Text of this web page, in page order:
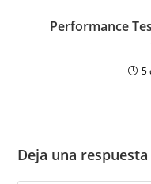
Performance
5
Deja una respuesta